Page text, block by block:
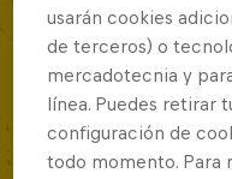
Red Bull Batalla
2026
19 Septiembre
usarán cookies
de terceros) o
mercadotecnia y
línea. Puedes retirar
configuración de
todo momento. Para